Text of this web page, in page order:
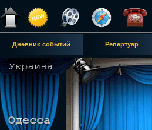
Дневник событий Репертуар